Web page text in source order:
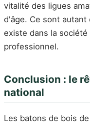
vitalité des ligues
d'âge. Ce sont autant
existe dans la
professionnel.
Conclusion : le
national
Les batons de bois